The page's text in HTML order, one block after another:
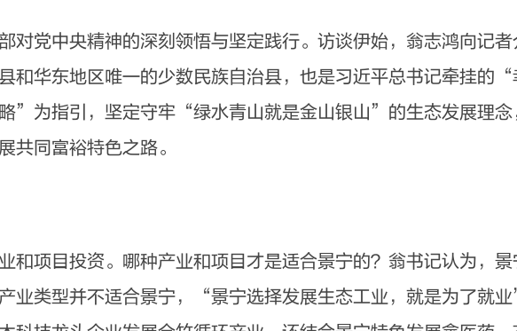
党中央精神的深刻领悟与坚定践行。访谈伊始，翁志鸿向记者
和华东地区唯一的少数民族自治县，也是习近平总书记牵挂的
”为指引，坚定守牢“绿水青山就是金山银山”的生态发展理念
共同富裕特色之路。
目投资。哪种产业和项目才是适合景宁的？翁书记认为，景
业类型并不适合景宁，“景宁选择发展生态工业，就是为了就